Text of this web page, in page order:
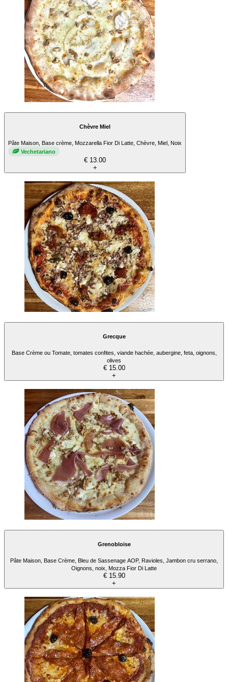
Chèvre Miel
Pâte Maison, Base crème, Mozzarella Fior Di Latte, Chèvre, Miel, Noix
Vechetariano
€ 13.00
+
Grecque
Base Crème ou Tomate, tomates confites, viande hachée, aubergine, feta, oignons,
olives
€ 15.00
+
Grenobloise
Pâte Maison, Base Crème, Bleu de Sassenage AOP, Ravioles, Jambon cru serrano,
Oignons, noix, Mozza Fior Di Latte
€ 15.90
+